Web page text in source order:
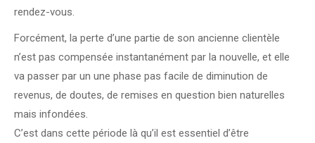
rendez-vous.
Forcément, la perte d’une partie de son ancienne clientèle
n’est pas compensée instantanément par la nouvelle, et elle
va passer par un une phase pas facile de diminution de
revenus, de doutes, de remises en question bien naturelles
mais infondées.
C’est dans cette période là qu’il est essentiel d’être